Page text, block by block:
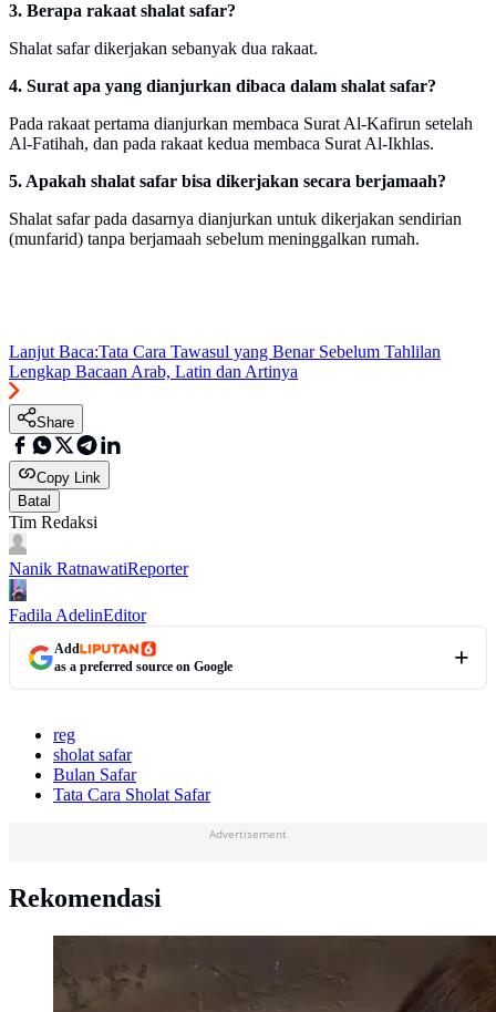
3. Berapa rakaat shalat safar?
Shalat safar dikerjakan sebanyak dua rakaat.
4. Surat apa yang dianjurkan dibaca dalam shalat safar?
Pada rakaat pertama dianjurkan membaca Surat Al-Kafirun setelah
Al-Fatihah, dan pada rakaat kedua membaca Surat Al-Ikhlas.
5. Apakah shalat safar bisa dikerjakan secara berjamaah?
Shalat safar pada dasarnya dianjurkan untuk dikerjakan sendirian
(munfarid) tanpa berjamaah sebelum meninggalkan rumah.
Lanjut Baca:Tata Cara Tawasul yang Benar Sebelum Tahlilan
Lengkap Bacaan Arab, Latin dan Artinya
Share
Copy Link
Batal
Tim Redaksi
Nanik RatnawatiReporter
Fadila AdelinEditor
Add
as a preferred source on Google
reg
sholat safar
Bulan Safar
Tata Cara Sholat Safar
Advertisement
Rekomendasi